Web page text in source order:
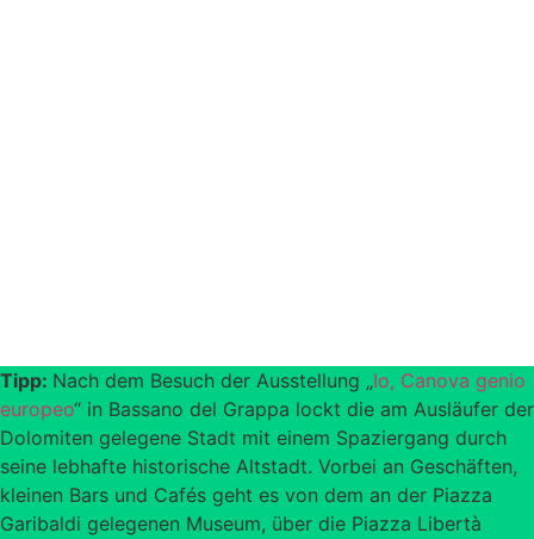
Tipp: Nach dem Besuch der Ausstellung „Io, Canova genio
europeo“ in Bassano del Grappa lockt die am Ausläufer der
Dolomiten gelegene Stadt mit einem Spaziergang durch
seine lebhafte historische Altstadt. Vorbei an Geschäften,
kleinen Bars und Cafés geht es von dem an der Piazza
Garibaldi gelegenen Museum, über die Piazza Libertà